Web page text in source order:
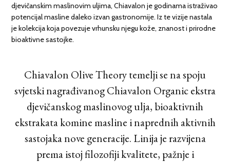
djevičanskim maslinovim uljima, Chiavalon je godinama istraživao
potencijal masline daleko izvan gastronomije. Iz te vizije nastala
je kolekcija koja povezuje vrhunsku njegu kože, znanost i prirodne
bioaktivne sastojke.
Chiavalon Olive Theory temelji se na spoju
svjetski nagrađivanog Chiavalon Organic ekstra
djevičanskog maslinovog ulja, bioaktivnih
ekstrakata komine masline i naprednih aktivnih
sastojaka nove generacije. Linija je razvijena
prema istoj filozofiji kvalitete, pažnje i